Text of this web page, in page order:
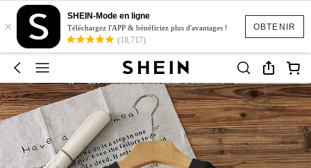
OBTENIR
×
SHEIN-Mode en ligne
Téléchargez l'APP & bénéficiez plus d'avantages !
(18,717)